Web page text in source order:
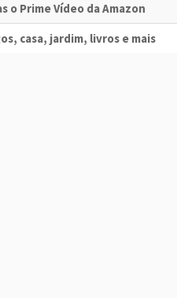
o Prime Vídeo da Amazon
casa, jardim, livros e mais